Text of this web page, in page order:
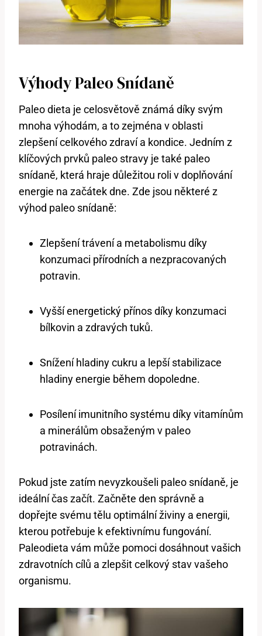
Výhody Paleo Snídaně
Paleo dieta je celosvětově známá díky svým
mnoha výhodám, a to zejména v oblasti
zlepšení celkového zdraví a kondice. Jedním z
klíčových prvků paleo stravy je také paleo
snídaně, která hraje důležitou roli v doplňování
energie na začátek dne. Zde jsou některé z
výhod paleo snídaně:
Zlepšení trávení a metabolismu díky
konzumaci přírodních a nezpracovaných
potravin.
Vyšší energetický přínos díky konzumaci
bílkovin a zdravých tuků.
Snížení hladiny cukru a lepší stabilizace
hladiny energie během dopoledne.
Posílení imunitního systému díky vitamínům
a minerálům obsaženým v paleo
potravinách.
Pokud jste zatím nevyzkoušeli paleo snídaně, je
ideální čas začít. Začněte den správně a
dopřejte svému tělu optimální živiny a energii,
kterou potřebuje k efektivnímu fungování.
Paleodieta vám může pomoci dosáhnout vašich
zdravotních cílů a zlepšit celkový stav vašeho
organismu.